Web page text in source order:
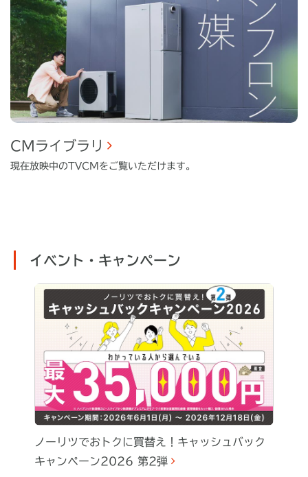
CMライブラリ
現在放映中のTVCMをご覧いただけます。
イベント・キャンペーン
ノーリツでおトクに買替え！キャッシュバック
キャンペーン2026 第2弾